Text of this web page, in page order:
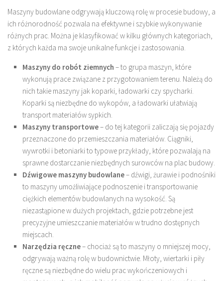
Maszyny budowlane odgrywają kluczową rolę w procesie budowy, a
ich różnorodność pozwala na efektywne i szybkie wykonywanie
różnych prac. Można je klasyfikować w kilku głównych kategoriach,
z których każda ma swoje unikalne funkcje i zastosowania.
Maszyny do robót ziemnych – to grupa maszyn, które
wykonują prace związane z przygotowaniem terenu. Należą do
nich takie maszyny jak koparki, ładowarki czy spycharki.
Koparki są niezbędne do wykopów, a ładowarki ułatwiają
transport materiałów sypkich.
Maszyny transportowe– do tej kategorii zaliczają się pojazdy
przeznaczone do przemieszczania materiałów. Ciągniki,
wywrotki i betoniarki to typowe przykłady, które pozwalają na
sprawne dostarczanie niezbędnych surowców na plac budowy.
Dźwigowe maszyny budowlane– dźwigi, żurawie i podnośniki
to maszyny umożliwiające podnoszenie i transportowanie
ciężkich elementów budowlanych na wysokość. Są
niezastąpione w dużych projektach, gdzie potrzebne jest
precyzyjne umieszczanie materiałów w trudno dostępnych
miejscach.
Narzędzia ręczne– chociaż są to maszyny o mniejszej mocy,
odgrywają ważną rolę w budownictwie. Młoty, wiertarki i piły
ręczne są niezbędne do wielu prac wykończeniowych i